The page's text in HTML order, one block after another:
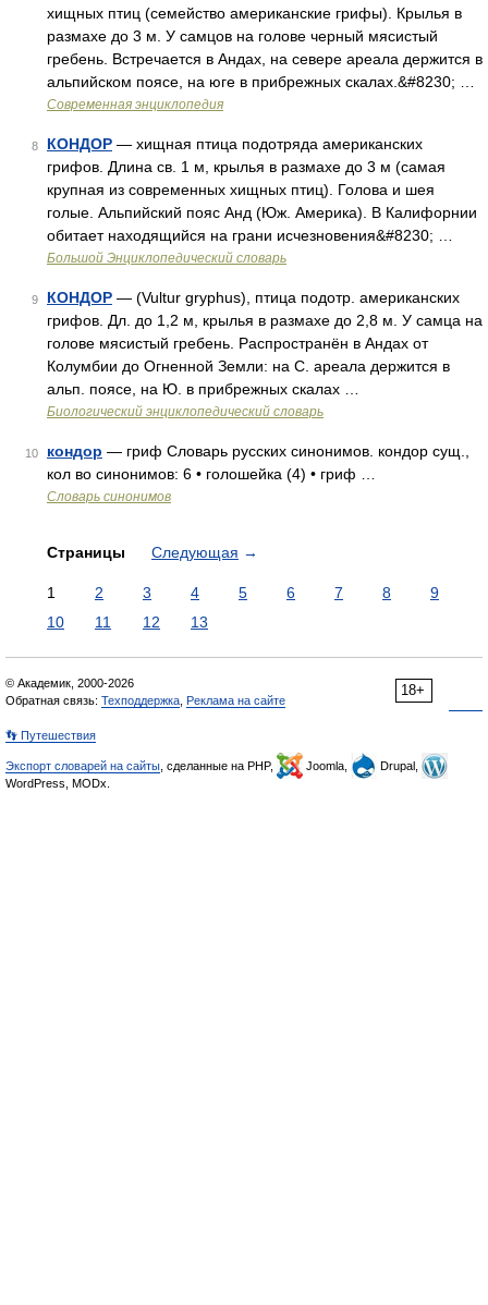
хищных птиц (семейство американские грифы). Крылья в
размахе до 3 м. У самцов на голове черный мясистый
гребень. Встречается в Андах, на севере ареала держится в
альпийском поясе, на юге в прибрежных скалах.&#8230; …
Современная энциклопедия
8 КОНДОР — хищная птица подотряда американских
грифов. Длина св. 1 м, крылья в размахе до 3 м (самая
крупная из современных хищных птиц). Голова и шея
голые. Альпийский пояс Анд (Юж. Америка). В Калифорнии
обитает находящийся на грани исчезновения&#8230; …
Большой Энциклопедический словарь
9 КОНДОР — (Vultur gryphus), птица подотр. американских
грифов. Дл. до 1,2 м, крылья в размахе до 2,8 м. У самца на
голове мясистый гребень. Распространён в Андах от
Колумбии до Огненной Земли: на С. ареала держится в
альп. поясе, на Ю. в прибрежных скалах …
Биологический энциклопедический словарь
10 кондор — гриф Словарь русских синонимов. кондор сущ.,
кол во синонимов: 6 • голошейка (4) • гриф …
Словарь синонимов
Страницы Следующая →
1 2 3 4 5 6 7 8
9
10
11 12 13
18+
© Академик, 2000-2026
Обратная связь: Техподдержка Реклама на сайте
👣 Путешествия
Экспорт словарей на сайты , сделанные на PHP, Joomla,
Drupal,
WordPress, MODx.